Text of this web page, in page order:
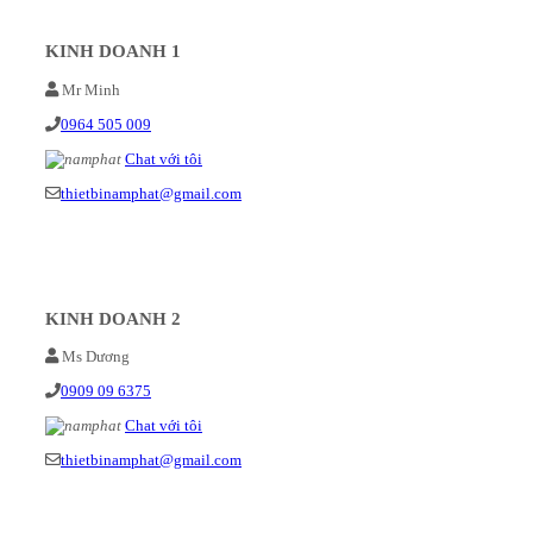
KINH DOANH 1
Mr Minh
0964 505 009
Chat với tôi
thietbinamphat@gmail.com
KINH DOANH 2
Ms Dương
0909 09 6375
Chat với tôi
thietbinamphat@gmail.com